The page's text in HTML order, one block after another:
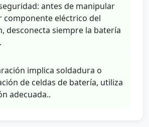
antes de manipular
componente eléctrico del
desconecta siempre la batería
implica soldadura o
de celdas de batería, utiliza
adecuada..